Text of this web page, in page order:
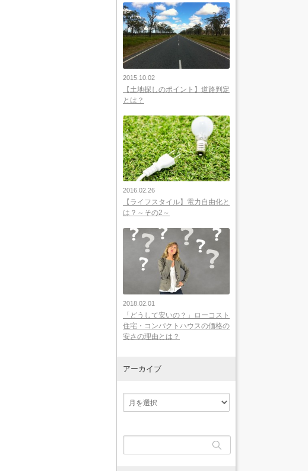
2015.10.02
【土地探しのポイント】道路判定
とは？
2016.02.26
【ライフスタイル】電力自由化と
は？～その2～
2018.02.01
「どうして安いの？」ローコスト
住宅・コンパクトハウスの価格の
安さの理由とは？
アーカイブ